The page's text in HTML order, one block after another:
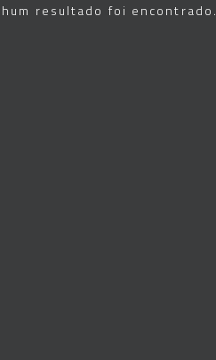
resultado foi encontrado.